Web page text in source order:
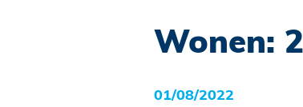
Wonen:
01/08/2022